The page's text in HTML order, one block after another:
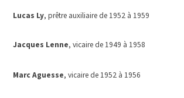
Lucas Ly, prêtre auxiliaire de 1952 à 1959
Jacques Lenne, vicaire de 1949 à 1958
Marc Aguesse, vicaire de 1952 à 1956